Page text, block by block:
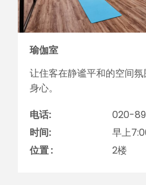
瑜伽室
让住客在静谧平和的空间
身心。
电话:
020-
时间:
早上
位置 :
2楼